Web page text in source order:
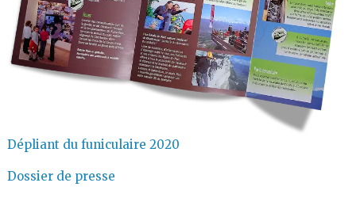
Dépliant du funiculaire 2020
Dossier de presse